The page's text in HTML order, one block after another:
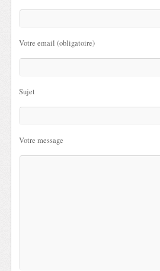
Votre email (obligatoire)
Sujet
Votre message